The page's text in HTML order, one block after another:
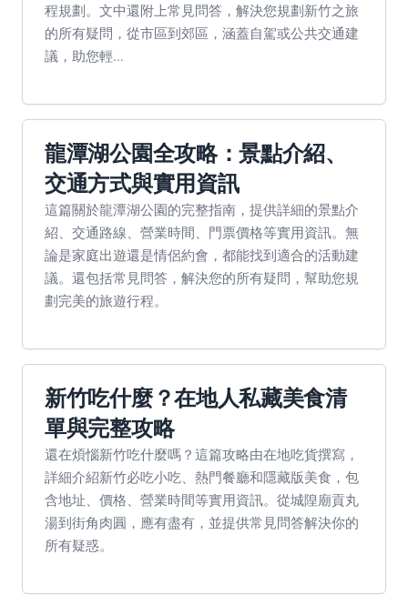
程規劃。文中還附上常見問答，解決您規劃新竹之旅
的所有疑問，從市區到郊區，涵蓋自駕或公共交通建
議，助您輕...
龍潭湖公園全攻略：景點介紹、
交通方式與實用資訊
這篇關於龍潭湖公園的完整指南，提供詳細的景點介
紹、交通路線、營業時間、門票價格等實用資訊。無
論是家庭出遊還是情侶約會，都能找到適合的活動建
議。還包括常見問答，解決您的所有疑問，幫助您規
劃完美的旅遊行程。
新竹吃什麼？在地人私藏美食清
單與完整攻略
還在煩惱新竹吃什麼嗎？這篇攻略由在地吃貨撰寫，
詳細介紹新竹必吃小吃、熱門餐廳和隱藏版美食，包
含地址、價格、營業時間等實用資訊。從城隍廟貢丸
湯到街角肉圓，應有盡有，並提供常見問答解決你的
所有疑惑。